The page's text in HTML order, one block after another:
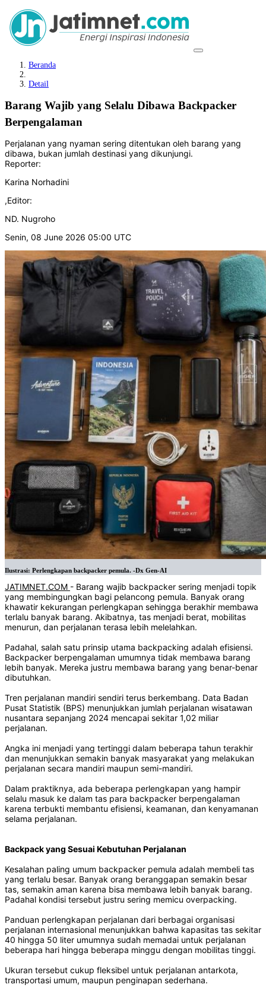
Beranda
Detail
Barang Wajib yang Selalu Dibawa Backpacker
Berpengalaman
Perjalanan yang nyaman sering ditentukan oleh barang yang
dibawa, bukan jumlah destinasi yang dikunjungi.
Reporter:
Karina Norhadini
,Editor:
ND. Nugroho
Senin, 08 June 2026 05:00 UTC
Ilustrasi: Perlengkapan backpacker pemula. -Dx Gen-AI
JATIMNET.COM - Barang wajib backpacker sering menjadi topik
yang membingungkan bagi pelancong pemula. Banyak orang
khawatir kekurangan perlengkapan sehingga berakhir membawa
terlalu banyak barang. Akibatnya, tas menjadi berat, mobilitas
menurun, dan perjalanan terasa lebih melelahkan.
Padahal, salah satu prinsip utama backpacking adalah efisiensi.
Backpacker berpengalaman umumnya tidak membawa barang
lebih banyak. Mereka justru membawa barang yang benar-benar
dibutuhkan.
Tren perjalanan mandiri sendiri terus berkembang. Data Badan
Pusat Statistik (BPS) menunjukkan jumlah perjalanan wisatawan
nusantara sepanjang 2024 mencapai sekitar 1,02 miliar
perjalanan.
Angka ini menjadi yang tertinggi dalam beberapa tahun terakhir
dan menunjukkan semakin banyak masyarakat yang melakukan
perjalanan secara mandiri maupun semi-mandiri.
Dalam praktiknya, ada beberapa perlengkapan yang hampir
selalu masuk ke dalam tas para backpacker berpengalaman
karena terbukti membantu efisiensi, keamanan, dan kenyamanan
selama perjalanan.
Backpack yang Sesuai Kebutuhan Perjalanan
Kesalahan paling umum backpacker pemula adalah membeli tas
yang terlalu besar. Banyak orang beranggapan semakin besar
tas, semakin aman karena bisa membawa lebih banyak barang.
Padahal kondisi tersebut justru sering memicu overpacking.
Panduan perlengkapan perjalanan dari berbagai organisasi
perjalanan internasional menunjukkan bahwa kapasitas tas sekitar
40 hingga 50 liter umumnya sudah memadai untuk perjalanan
beberapa hari hingga beberapa minggu dengan mobilitas tinggi.
Ukuran tersebut cukup fleksibel untuk perjalanan antarkota,
transportasi umum, maupun penginapan sederhana.